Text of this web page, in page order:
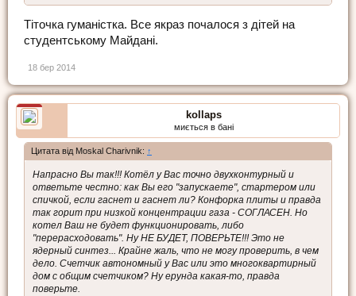
Тіточка гуманістка. Все якраз почалося з дітей на
студентському Майдані.
18 бер 2014
kollaps
миється в бані
Цитата від Moskal Charivnik: ↑
Напрасно Вы так!!! Котёл у Вас точно двухконтурный и
ответьте честно: как Вы его "запускаете", стартером или
спичкой, если гаснет и гаснет ли? Конфорка плиты и правда
так горит при низкой концентрации газа - СОГЛАСЕН. Но
котел Ваш не будет функционировать, либо
"перерасходовать". Ну НЕ БУДЕТ, ПОВЕРЬТЕ!!! Это не
ядерный синтез... Крайне жаль, что не могу проверить, в чем
дело. Счетчик автономный у Вас или это многоквартирный
дом с общим счетчиком? Ну ерунда какая-то, правда
поверьте.